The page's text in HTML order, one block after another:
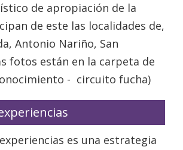
de apropiación de la
de este las localidades de,
Antonio Nariño, San
fotos están en la carpeta de
- circuito fucha)
es una estrategia